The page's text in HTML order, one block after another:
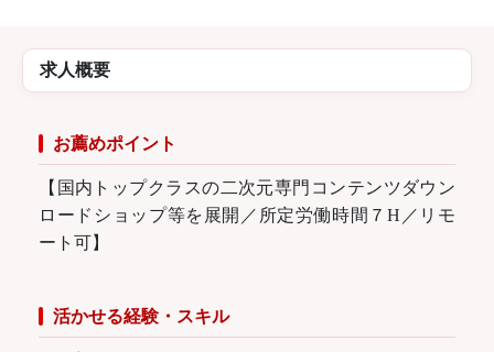
求人概要
お薦めポイント
【国内トップクラスの二次元専門コンテンツダウン
ロードショップ等を展開／所定労働時間７H／リモ
ート可】
活かせる経験・スキル